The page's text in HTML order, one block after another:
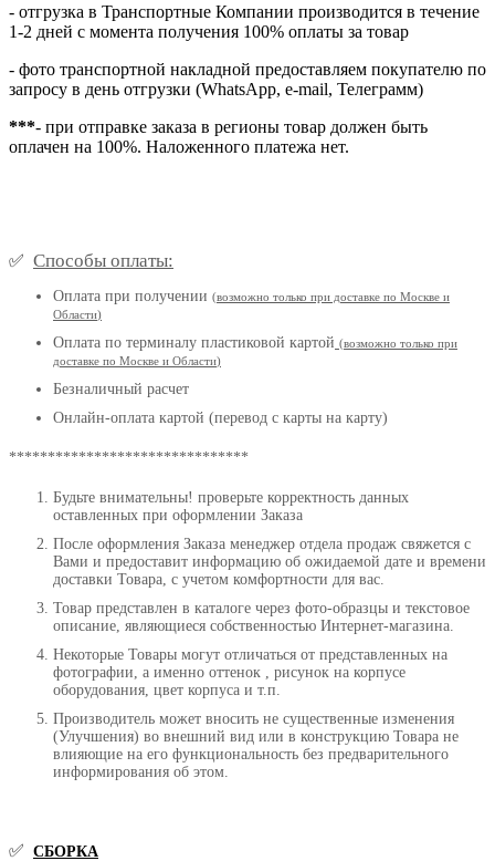
- отгрузка в Транспортные Компании производится в течение
1-2 дней с момента получения 100% оплаты за товар
- фото транспортной накладной предоставляем покупателю по
запросу в день отгрузки (WhatsApp, e-mail, Телеграмм)
***- при отправке заказа в регионы товар должен быть
оплачен на 100%. Наложенного платежа нет.
✅ Способы оплаты:
Оплата при получении (возможно только при доставке по Москве и
Области)
Оплата по терминалу пластиковой картой (возможно только при
доставке по Москве и Области)
Безналичный расчет
Онлайн-оплата картой (перевод с карты на карту)
*******************************
Будьте внимательны! проверьте корректность данных
оставленных при оформлении Заказа
После оформления Заказа менеджер отдела продаж свяжется с
Вами и предоставит информацию об ожидаемой дате и времени
доставки Товара, с учетом комфортности для вас.
Товар представлен в каталоге через фото-образцы и текстовое
описание, являющиеся собственностью Интернет-магазина.
Некоторые Товары могут отличаться от представленных на
фотографии, а именно оттенок , рисунок на корпусе
оборудования, цвет корпуса и т.п.
Производитель может вносить не существенные изменения
(Улучшения) во внешний вид или в конструкцию Товара не
влияющие на его функциональность без предварительного
информирования об этом.
✅ СБОРКА